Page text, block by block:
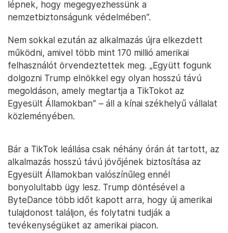
lépnek, hogy megegyezhessünk a
nemzetbiztonságunk védelmében”.
Nem sokkal ezután az alkalmazás újra elkezdett
működni, amivel több mint 170 millió amerikai
felhasználót örvendeztettek meg. „Együtt fogunk
dolgozni Trump elnökkel egy olyan hosszú távú
megoldáson, amely megtartja a TikTokot az
Egyesült Államokban” – áll a kínai székhelyű vállalat
közleményében.
Bár a TikTok leállása csak néhány órán át tartott, az
alkalmazás hosszú távú jövőjének biztosítása az
Egyesült Államokban valószínűleg ennél
bonyolultabb ügy lesz. Trump döntésével a
ByteDance több időt kapott arra, hogy új amerikai
tulajdonost találjon, és folytatni tudják a
tevékenységüket az amerikai piacon.